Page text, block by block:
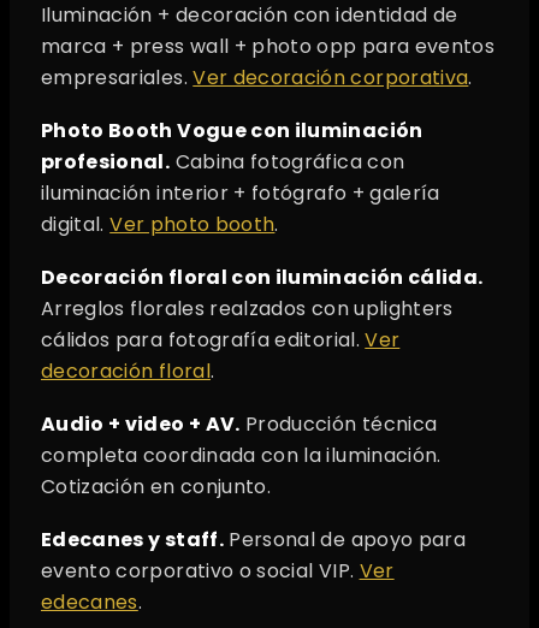
Iluminación + decoración con identidad de
marca + press wall + photo opp para eventos
empresariales.Ver decoración corporativa.
Photo Booth Vogue con iluminación
profesional. Cabina fotográfica con
iluminación interior + fotógrafo + galería
digital.Ver photo booth.
Decoración floral con iluminación cálida.
Arreglos florales realzados con uplighters
cálidos para fotografía editorial.Ver
decoración floral.
Audio + video + AV. Producción técnica
completa coordinada con la iluminación.
Cotización en conjunto.
Edecanes y staff.Personal de apoyo para
evento corporativo o social VIP. Ver
edecanes.